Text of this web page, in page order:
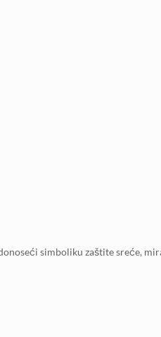
simboliku zaštite sreće,